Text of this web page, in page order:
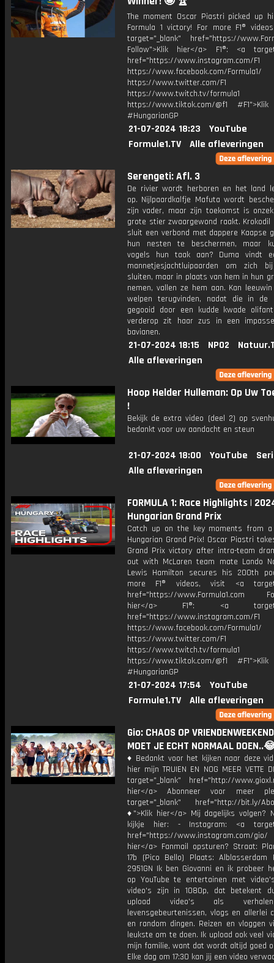
The moment Oscar Piastri picked up
Formula 1 victory! For more F1®
target="_blank" href="https://
Follow">Klik hier</a> F1®: <a
href="https://www.instagram.com/F1
https://www.facebook.com/Formula1/
https://www.twitter.com/F1
https://www.twitch.tv/formula1
https://www.tiktok.com/@f1
#HungarianGP
21-07-2024 18:23
YouTube
Formule1.TV
Alle afleveringen
Serengeti: Afl. 3
De rivier wordt herboren en het land
op. Nijlpaardkalfje Mafuta wordt
zijn vader, maar zijn toekomst is
grote stier zwaargewond raakt. Krokodil
sluit een verbond met dappere Kaapse
hun nesten te beschermen, maar
vogels hun taak aan? Duma vindt
mannetjesjachtluipaarden om zich
sluiten, maar in plaats van hem in hun
nemen, vallen ze hem aan. Kan
welpen terugvinden, nadat die in de
gegooid door een kudde kwade
verderop zit haar zus in een
bavianen.
21-07-2024 18:15 NPO2
Alle afleveringen
Hoop Helder Hulleman: Op Uw
!
Bekijk de extra video (deel 2) op
bedankt voor uw aandacht en steun
21-07-2024 18:00 YouTube
Alle afleveringen
FORMULA 1: Race Highlights |
Hungarian Grand Prix
Catch up on the key moments from
Hungarian Grand Prix! Oscar Piastri
Grand Prix victory after intra-team
out with McLaren team mate Lando
Lewis Hamilton secures his 200th
more F1® videos, visit <a
href="https://www.Formula1.com
hier</a> F1®: <a
href="https://www.instagram.com/F1
https://www.facebook.com/Formula1/
https://www.twitter.com/F1
https://www.twitch.tv/formula1
https://www.tiktok.com/@f1
#HungarianGP
21-07-2024 17:54
YouTube
Formule1.TV
Alle afleveringen
Gio: CHAOS OP
MOET JE ECHT NORMAAL
♦ Bedankt voor het kijken naar deze
hier mijn TRUIEN EN NOG MEER VETTE
target="_blank" href="http://
hier</a> Abonneer voor meer
target="_blank" href="http://bit.ly/
♦">Klik hier</a> Mij dagelijks volgen?
kijkje hier: - Instagram: <a
href="https://www.instagram.com/
hier</a> Fanmail opsturen? Straat:
17b (Pico Bello) Plaats: Alblasserdam
2951GN Ik ben Giovanni en ik probeer
op YouTube te entertainen met
video's zijn in 1080p, dat betekent
upload video's als
levensgebeurtenissen, vlogs en allerlei
en random dingen. Reizen en vloggen
leukste om te doen. Ik upload ook veel
mijn familie, want dat wordt altijd goed
Elke dag om 17:30 kan jij een video